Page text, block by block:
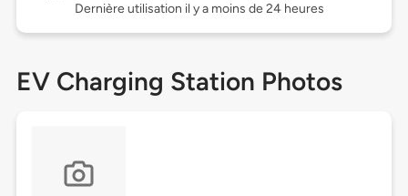
Dernière utilisation il y a moins de 24 heures
EV Charging Station Photos